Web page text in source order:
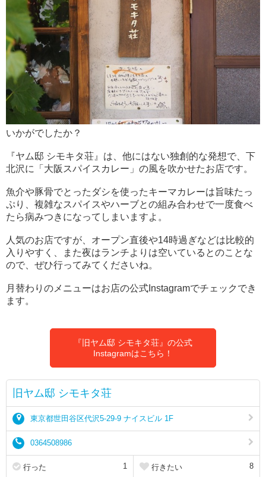
いかがでしたか？
『ヤム邸 シモキタ荘』は、他にはない独創的な発想で、下
北沢に「大阪スパイスカレー」の風を吹かせたお店です。
魚介や豚骨でとったダシを使ったキーマカレーは旨味たっ
ぷり、複雑なスパイスやハーブとの組み合わせで一度食べ
たら病みつきになってしまいますよ。
人気のお店ですが、オープン直後や14時過ぎなどは比較的
入りやすく、また夜はランチよりは空いているとのことな
ので、ぜひ行ってみてくださいね。
月替わりのメニューはお店の公式Instagramでチェックでき
ます。
『旧ヤム邸 シモキタ荘』の公式
Instagramはこちら！
旧ヤム邸 シモキタ荘
東京都世田谷区代沢5-29-9 ナイスビル 1F
0364508986
行った 1 行きたい 8